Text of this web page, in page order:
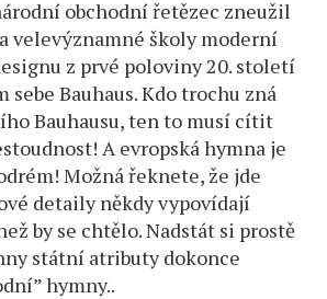
obchodní řetězec zneužil
velevýznamné školy moderní
z prvé poloviny 20. století
sebe Bauhaus. Kdo trochu zná
Bauhausu, ten to musí cítit
A evropská hymna je
Možná řeknete, že jde
detaily někdy vypovídají
by se chtělo. Nadstát si prostě
státní atributy dokonce
hymny..